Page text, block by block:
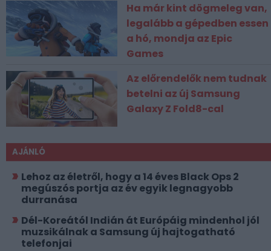
Ha már kint dögmeleg van,
legalább a gépedben essen
a hó, mondja az Epic
Games
Az előrendelők nem tudnak
betelni az új Samsung
Galaxy Z Fold8-cal
AJÁNLÓ
Lehoz az életről, hogy a 14 éves Black Ops 2
megúszós portja az év egyik legnagyobb
durranása
Dél-Koreától Indián át Európáig mindenhol jól
muzsikálnak a Samsung új hajtogatható
telefonjai